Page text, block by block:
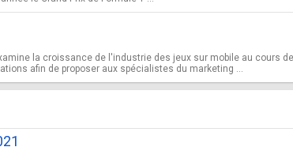
la croissance de l'industrie des jeux sur mobile au cours
afin de proposer aux spécialistes du marketing ...